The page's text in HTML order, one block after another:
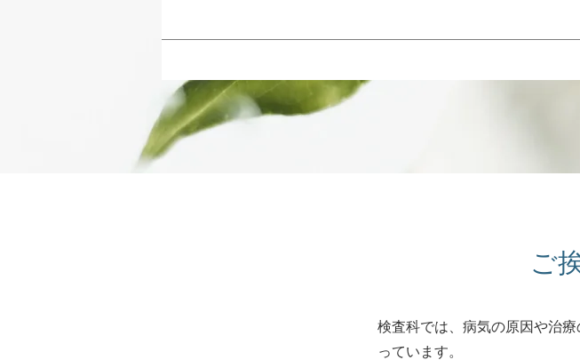
ご
検査科では、病気の原因や治
っています。